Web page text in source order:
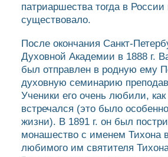
патриаршества тогда в России
существовало.
После окончания Санкт-
Духовной Академии в 1888 г.
был отправлен в родную ему
духовную семинарию
Ученики его очень любили,
встречался (это было
жизни). В 1891 г. он был
монашество с именем Тихона
любимого им святителя